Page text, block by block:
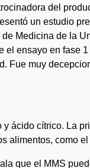
del
un estudio
Medicina de la
ensayo en fase 1
Fue muy
ácido cítrico. La
alimentos, como
que el MMS